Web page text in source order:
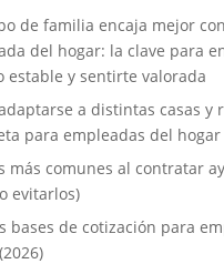
de familia encaja mejor
del hogar: la clave para
estable y sentirte valorada
a distintas casas y
para empleadas del
más comunes al contratar
evitarlos)
bases de cotización para